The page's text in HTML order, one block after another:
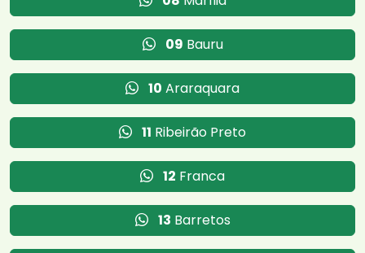
09 Bauru
10 Araraquara
11 Ribeirão Preto
12 Franca
13 Barretos